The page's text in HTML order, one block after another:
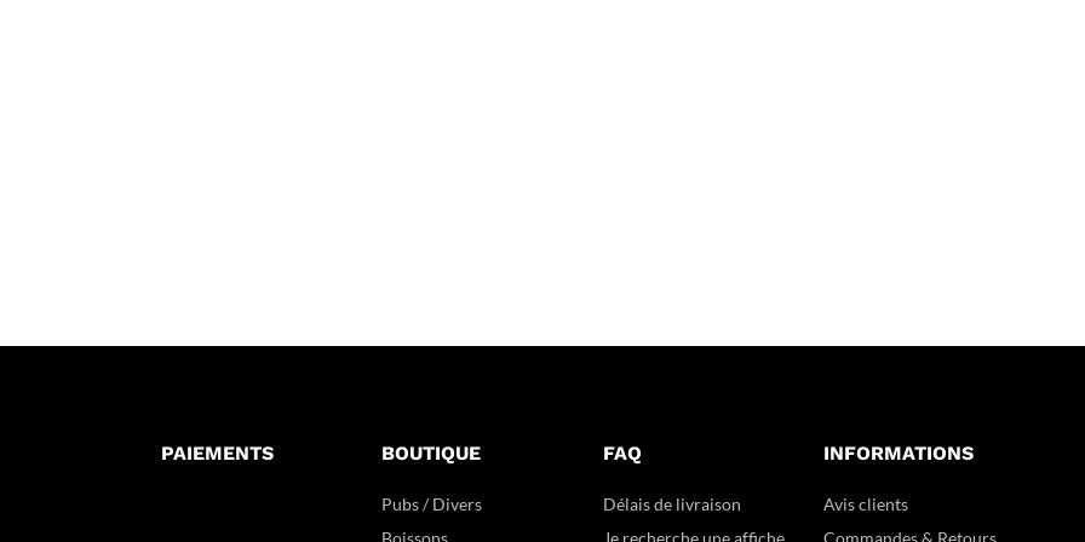
PAIEMENTS BOUTIQUE
Pubs / Divers
Boissons
FAQ
Délais de livraison
Je recherche une affiche
INFORMATIONS
Avis clients
Commandes & Retours